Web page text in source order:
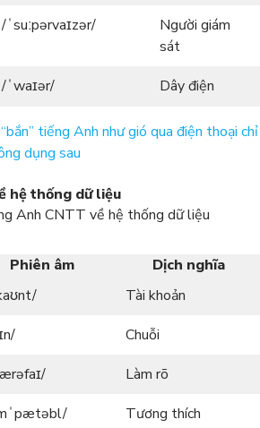
/ˈsuːpərvaɪzər/
Người giám
sát
/ˈwaɪər/ Dây điện
tiếng Anh như gió qua điện thoại chỉ
dụng sau
hệ thống dữ liệu
Phiên âm
Dịch nghĩa
Tài khoản
Chuỗi
Làm rõ
Tương thích